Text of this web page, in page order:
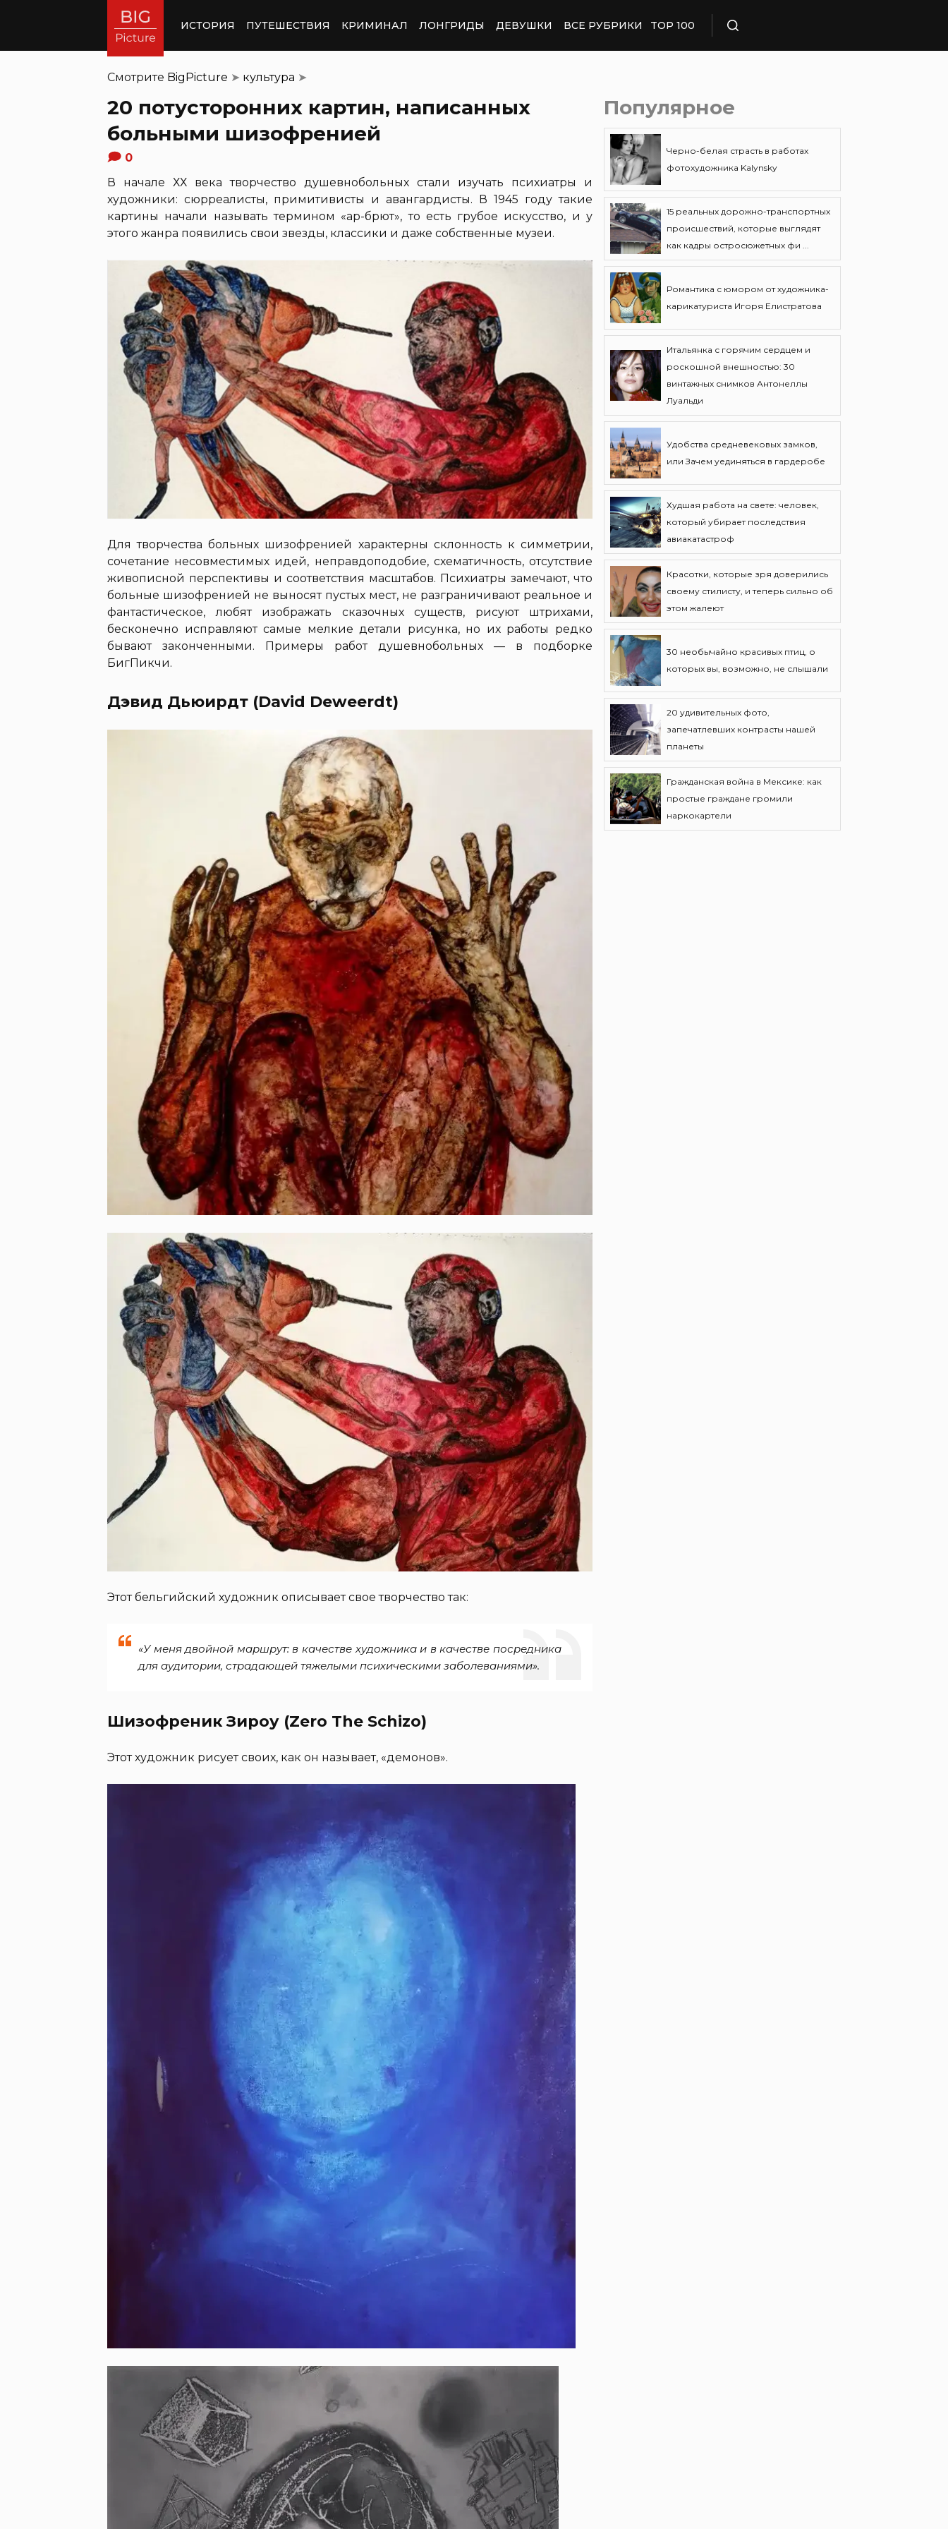
ИСТОРИЯ ПУТЕШЕСТВИЯ КРИМИНАЛ ЛОНГРИДЫ ДЕВУШКИ ВСЕ РУБРИКИ TOP 100
Смотрите BigPicture ➤ культура ➤
20 потусторонних картин, написанных
больными шизофренией
0
В начале ХХ века творчество душевнобольных стали изучать психиатры и
художники: сюрреалисты, примитивисты и авангардисты. В 1945 году такие
картины начали называть термином «ар-брют», то есть грубое искусство, и у
этого жанра появились свои звезды, классики и даже собственные музеи.
Для творчества больных шизофренией характерны склонность к симметрии,
сочетание несовместимых идей, неправдоподобие, схематичность, отсутствие
живописной перспективы и соответствия масштабов. Психиатры замечают, что
больные шизофренией не выносят пустых мест, не разграничивают реальное и
фантастическое, любят изображать сказочных существ, рисуют штрихами,
бесконечно исправляют самые мелкие детали рисунка, но их работы редко
бывают законченными. Примеры работ душевнобольных — в подборке
БигПикчи.
Дэвид Дьюирдт (David Deweerdt)
Этот бельгийский художник описывает свое творчество так:
«У меня двойной маршрут: в качестве художника и в качестве посредника
для аудитории, страдающей тяжелыми психическими заболеваниями».
Шизофреник Зироу (Zero The Schizo)
Этот художник рисует своих, как он называет, «демонов».
Популярное
Черно-белая страсть в работах
фотохудожника Kalynsky
15 реальных дорожно-транспортных
происшествий, которые выглядят
как кадры остросюжетных фи ...
Романтика с юмором от художника-
карикатуриста Игоря Елистратова
Итальянка с горячим сердцем и
роскошной внешностью: 30
винтажных снимков Антонеллы
Луальди
Удобства средневековых замков,
или Зачем уединяться в гардеробе
Худшая работа на свете: человек,
который убирает последствия
авиакатастроф
Красотки, которые зря доверились
своему стилисту, и теперь сильно об
этом жалеют
30 необычайно красивых птиц, о
которых вы, возможно, не слышали
20 удивительных фото,
запечатлевших контрасты нашей
планеты
Гражданская война в Мексике: как
простые граждане громили
наркокартели